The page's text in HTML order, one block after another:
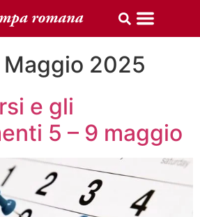
Maggio 2025
e gli
5 – 9 maggio